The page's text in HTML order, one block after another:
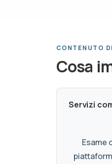
CONTENUTO
Cosa
Servizi
Esame